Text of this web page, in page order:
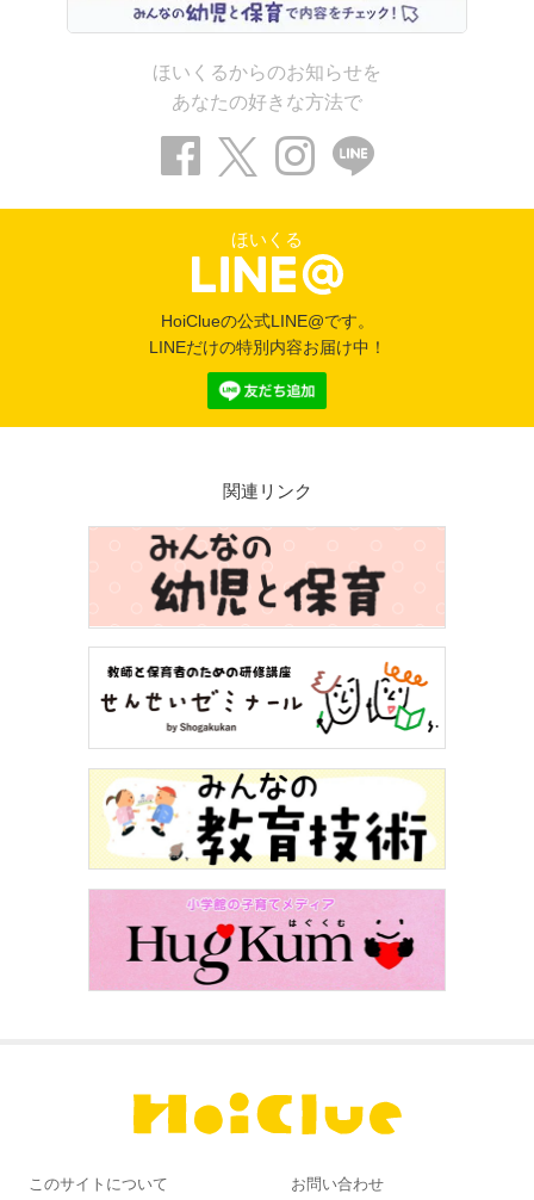
ほいくるからのお知らせを
あなたの好きな方法で
ほいくる
HoiClueの公式LINE@です。
LINEだけの特別内容お届け中！
関連リンク
このサイトについて お問い合わせ